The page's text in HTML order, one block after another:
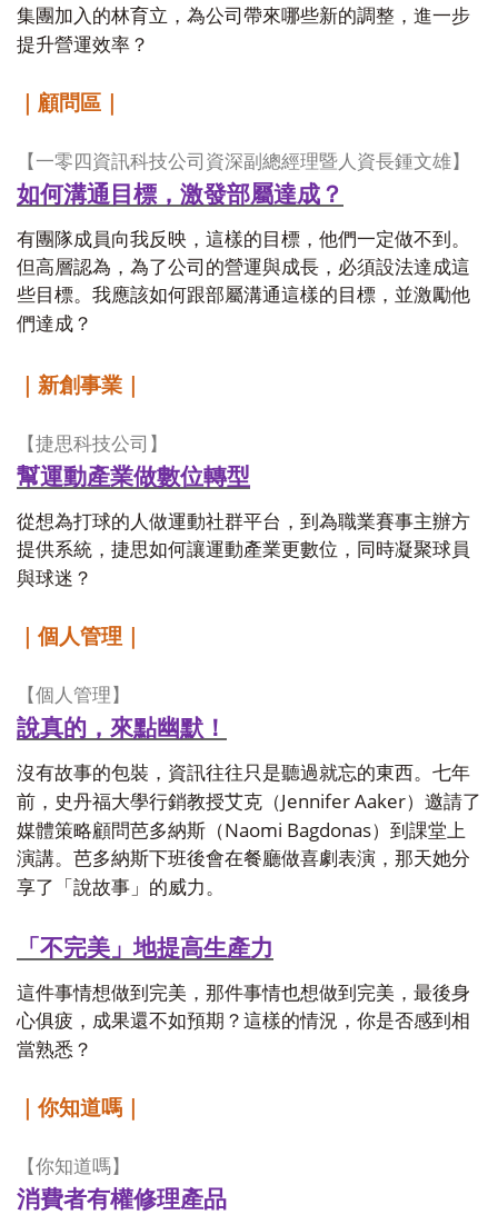
集團加入的林育立，為公司帶來哪些新的調整，進一步
提升營運效率？
｜顧問區｜
【一零四資訊科技公司資深副總經理暨人資長鍾文雄】
如何溝通目標，激發部屬達成？
有團隊成員向我反映，這樣的目標，他們一定做不到。
但高層認為，為了公司的營運與成長，必須設法達成這
些目標。我應該如何跟部屬溝通這樣的目標，並激勵他
們達成？
｜新創事業｜
【捷思科技公司】
幫運動產業做數位轉型
從想為打球的人做運動社群平台，到為職業賽事主辦方
提供系統，捷思如何讓運動產業更數位，同時凝聚球員
與球迷？
｜個人管理｜
【個人管理】
說真的，來點幽默！
沒有故事的包裝，資訊往往只是聽過就忘的東西。七年
前，史丹福大學行銷教授艾克（Jennifer Aaker）邀請了
媒體策略顧問芭多納斯（Naomi Bagdonas）到課堂上
演講。芭多納斯下班後會在餐廳做喜劇表演，那天她分
享了「說故事」的威力。
「不完美」地提高生產力
這件事情想做到完美，那件事情也想做到完美，最後身
心俱疲，成果還不如預期？這樣的情況，你是否感到相
當熟悉？
｜你知道嗎｜
【你知道嗎】
消費者有權修理產品